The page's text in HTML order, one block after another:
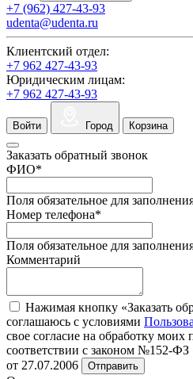
+7 (962) 427-43-93
udenta@udenta.ru
Клиентский отдел:
+7 962 427-43-93
Юридическим лицам:
+7 962 427-43-93
Войти Город Корзина
Заказать обратный звонок
ФИО*
Поля обязательное для
Номер телефона*
Поля обязательное для
Комментарий
Нажимая кнопку «Заказать
соглашаюсь с условиями
свое согласие на обработку
соответствии с законом №152-
от 27.07.2006
Отправить